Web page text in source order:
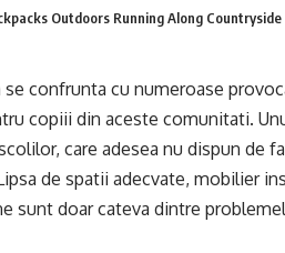
Outdoors Running Along
confrunta cu numeroase
copiii din aceste comunitati.
care adesea nu dispun de
de spatii adecvate, mobilier
sunt doar cateva dintre